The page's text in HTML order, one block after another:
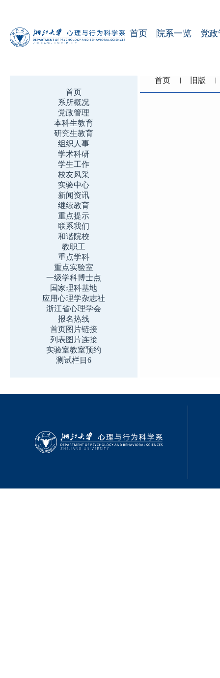
首页 院系一览 党
首页
系所概况
党政管理
本科生教育
研究生教育
组织人事
学术科研
学生工作
校友风采
实验中心
新闻资讯
继续教育
重点提示
联系我们
和谐院校
教职工
重点学科
重点实验室
一级学科博士点
国家理科基地
应用心理学杂志社
浙江省心理学会
报名热线
首页图片链接
列表图片连接
实验室教室预约
测试栏目6
首页 旧版